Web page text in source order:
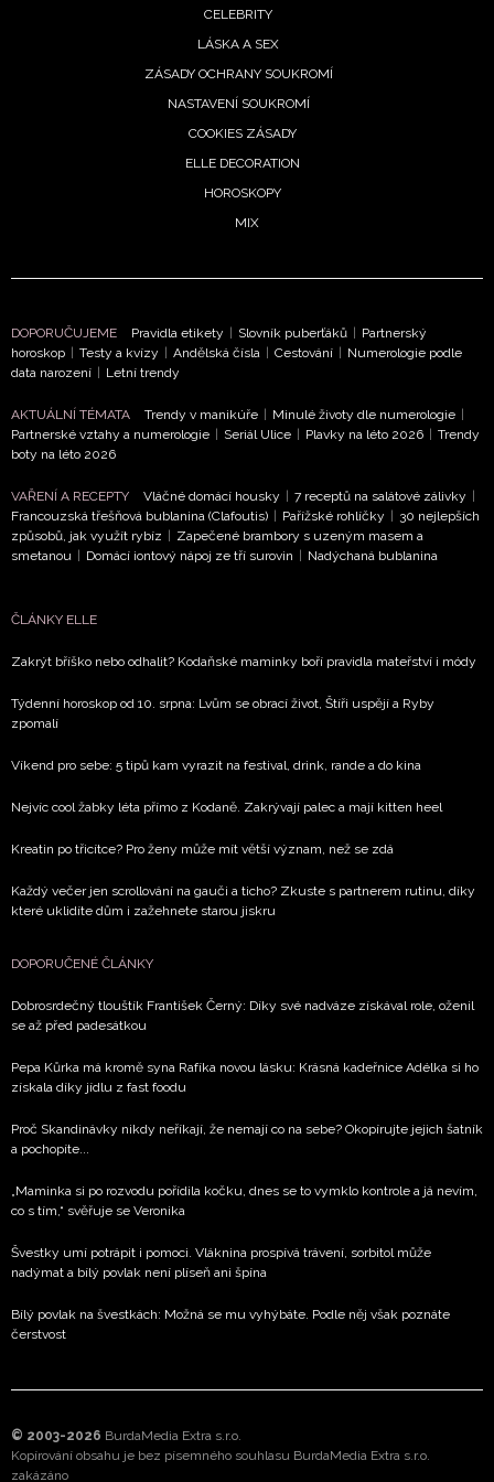
Chcete navíc dostávat i další zajímavé a exkluzivní
informace od našich partnerů? Pokud souhlasíte se
CELEBRITY
LÁSKA A SEX
ZÁSADY OCHRANY SOUKROMÍ
NASTAVENÍ SOUKROMÍ
COOKIES ZÁSADY
ELLE DECORATION
HOROSKOPY
MIX
DOPORUČUJEME Pravidla etikety | Slovník puberťáků | Partnerský
horoskop | Testy a kvízy | Andělská čísla | Cestování | Numerologie podle
data narození | Letní trendy
AKTUÁLNÍ TÉMATA Trendy v manikúře | Minulé životy dle numerologie |
Partnerské vztahy a numerologie | Seriál Ulice | Plavky na léto 2026 | Trendy
boty na léto 2026
VAŘENÍ A RECEPTY Vláčné domácí housky | 7 receptů na salátové zálivky |
Francouzská třešňová bublanina (Clafoutis) | Pařížské rohlíčky | 30 nejlepších
způsobů, jak využít rybíz | Zapečené brambory s uzeným masem a
smetanou | Domácí iontový nápoj ze tří surovin | Nadýchaná bublanina
ČLÁNKY ELLE
Zakrýt bříško nebo odhalit? Kodaňské maminky boří pravidla mateřství i módy
Týdenní horoskop od 10. srpna: Lvům se obrací život, Štíři uspějí a Ryby
zpomalí
Víkend pro sebe: 5 tipů kam vyrazit na festival, drink, rande a do kina
Nejvíc cool žabky léta přímo z Kodaně. Zakrývají palec a mají kitten heel
Kreatin po třicítce? Pro ženy může mít větší význam, než se zdá
Každý večer jen scrollování na gauči a ticho? Zkuste s partnerem rutinu, díky
které uklidíte dům i zažehnete starou jiskru
DOPORUČENÉ ČLÁNKY
Dobrosrdečný tlouštík František Černý: Díky své nadváze získával role, oženil
se až před padesátkou
Pepa Kůrka má kromě syna Rafíka novou lásku: Krásná kadeřnice Adélka si ho
získala díky jídlu z fast foodu
Proč Skandinávky nikdy neříkají, že nemají co na sebe? Okopírujte jejich šatník
a pochopíte...
„Maminka si po rozvodu pořídila kočku, dnes se to vymklo kontrole a já nevím,
co s tím,“ svěřuje se Veronika
Švestky umí potrápit i pomoci. Vláknina prospívá trávení, sorbitol může
nadýmat a bílý povlak není plíseň ani špína
Bílý povlak na švestkách: Možná se mu vyhýbáte. Podle něj však poznáte
čerstvost
© 2003-2026 BurdaMedia Extra s.r.o.
Kopírování obsahu je bez písemného souhlasu BurdaMedia Extra s.r.o.
zakázáno